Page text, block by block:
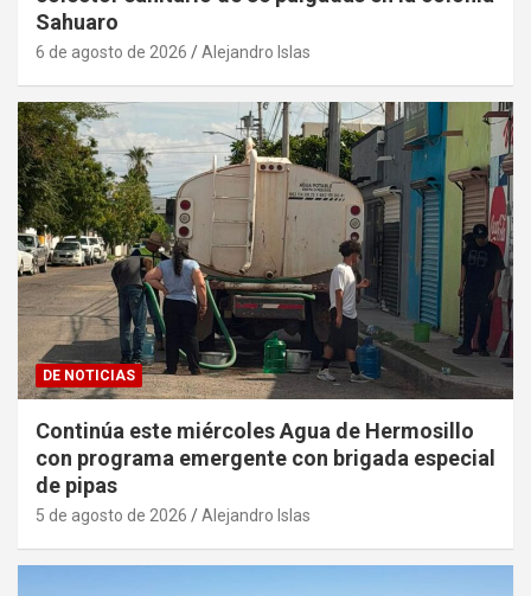
Sahuaro
6 de agosto de 2026 Alejandro Islas
DE NOTICIAS
Continúa este miércoles Agua de Hermosillo
con programa emergente con brigada especial
de pipas
5 de agosto de 2026 Alejandro Islas